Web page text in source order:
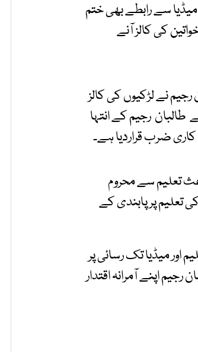
میڈیا سے رابطے بھی ختم
کی کالز آنے
نے لڑکیوں کی کالز
طالبان رجیم کے انتہا
کاری ضرب قراردیا ہے۔
تعلیم سے محروم
تعلیم پر پابندی کے
اور میڈیا تک رسائی پر
اپنے آمرانہ اقتدار